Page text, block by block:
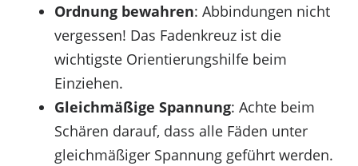
Ordnung bewahren: Abbindungen nicht
vergessen! Das Fadenkreuz ist die
wichtigste Orientierungshilfe beim
Einziehen.
Gleichmäßige Spannung: Achte beim
Schären darauf, dass alle Fäden unter
gleichmäßiger Spannung geführt werden.